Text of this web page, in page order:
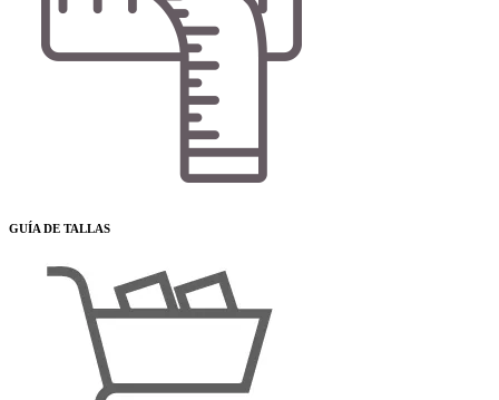
GUÍA DE TALLAS